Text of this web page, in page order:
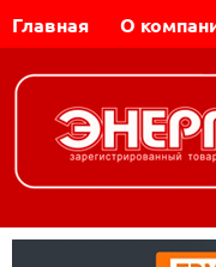
Главная О
Динар-